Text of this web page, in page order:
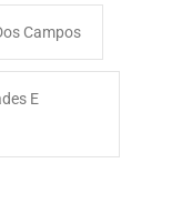
Campos
E